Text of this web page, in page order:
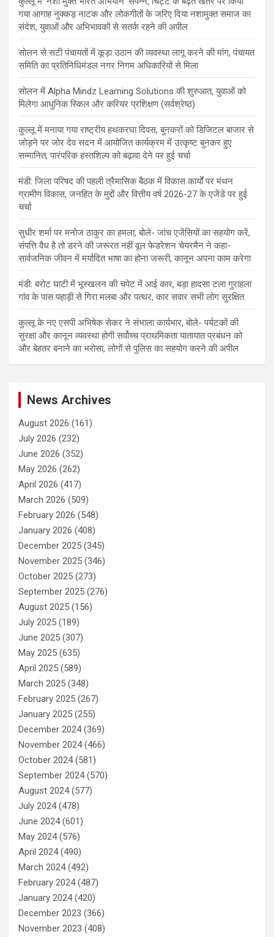
गया आगाह नुक्कड़ नाटक और लोकगीतों के जरिए दिया नशामुक्त समाज का
संदेश, युवाओं और अभिभावकों से सतर्क रहने की अपील
सोलन से सटी पंचायतों में कूड़ा उठान की व्यवस्था लागू करने की मांग, पंचायत
समिति का प्रतिनिधिमंडल नगर निगम अधिकारियों से मिला
सोलन में Alpha Mindz Learning Solutions की शुरुआत, युवाओं को
मिलेगा आधुनिक स्किल और करियर प्रशिक्षण (सर्वश्रेष्ठ)
कुल्लू में मनाया गया राष्ट्रीय हथकरघा दिवस, बुनकरों को डिजिटल बाजार से
जोड़ने पर जोर देव सदन में आयोजित कार्यक्रम में उत्कृष्ट बुनकर हुए
सम्मानित, पारंपरिक हस्तशिल्प को बढ़ावा देने पर हुई चर्चा
मंडी: जिला परिषद की पहली त्रैमासिक बैठक में विकास कार्यों पर मंथन
ग्रामीण विकास, जनहित के मुद्दों और वित्तीय वर्ष 2026-27 के एजेंडे पर हुई
चर्चा
सुधीर शर्मा पर मनोज ठाकुर का हमला, बोले- जांच एजेंसियों का सहयोग करें,
संपत्ति वैध है तो डरने की जरूरत नहीं वूल फेडरेशन चेयरमैन ने कहा-
सार्वजनिक जीवन में मर्यादित भाषा का होना जरूरी, कानून अपना काम करेगा
मंडी: बरोट घाटी में भूस्खलन की चपेट में आई कार, बड़ा हादसा टला गुराहला
गांव के पास पहाड़ी से गिरा मलबा और पत्थर, कार सवार सभी लोग सुरक्षित
कुल्लू के नए एसपी अभिषेक सेकर ने संभाला कार्यभार, बोले- पर्यटकों की
सुरक्षा और कानून व्यवस्था होगी सर्वोच्च प्राथमिकता यातायात प्रबंधन को
और बेहतर बनाने का भरोसा, लोगों से पुलिस का सहयोग करने की अपील
News Archives
August 2026 (161)
July 2026 (232)
June 2026 (352)
May 2026 (262)
April 2026 (417)
March 2026 (509)
February 2026 (548)
January 2026 (408)
December 2025 (345)
November 2025 (346)
October 2025 (273)
September 2025 (276)
August 2025 (156)
July 2025 (189)
June 2025 (307)
May 2025 (635)
April 2025 (589)
March 2025 (348)
February 2025 (267)
January 2025 (255)
December 2024(369)
November 2024(466)
October 2024(581)
September 2024(570)
August 2024(577)
July 2024(478)
June 2024(601)
May 2024(576)
April 2024(490)
March 2024(492)
February 2024(487)
January 2024(420)
December 2023 (366)
November 2023 (408)